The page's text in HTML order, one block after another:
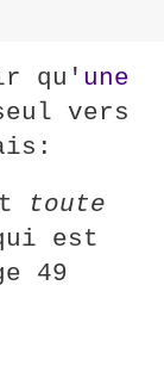
qu' une
vers
toute
est
49